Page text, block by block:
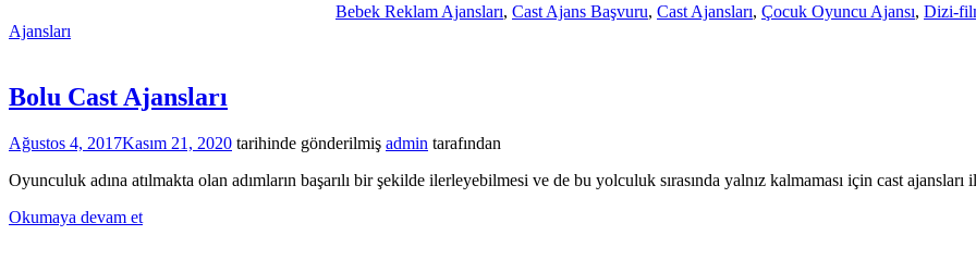
Bebek Reklam Ajansları, Cast Ajans Başvuru, Cast Ajansları, Çocuk Oyuncu Ajansı, Dizi-
Ajansları
Bolu Cast Ajansları
Ağustos 4, 2017Kasım 21, 2020 tarihinde gönderilmiş admin tarafından
Oyunculuk adına atılmakta olan adımların başarılı bir şekilde ilerleyebilmesi ve de bu yolculuk sırasında yalnız kalmaması için cast ajansları
Okumaya devam et